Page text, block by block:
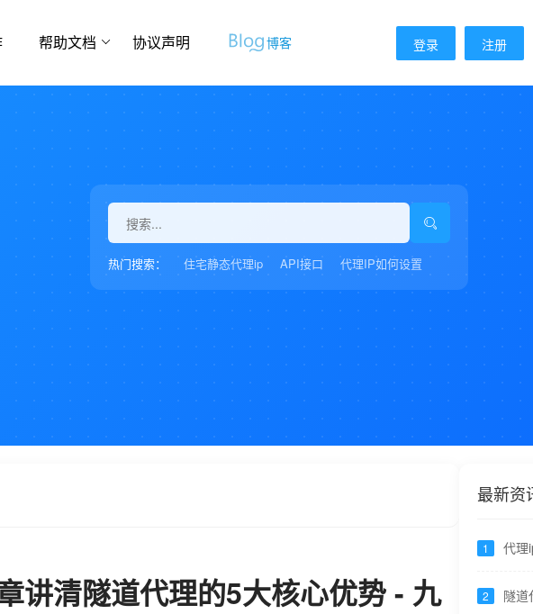
帮助文档 协议声明 博客 登录 注册
热门搜索： 住宅静态代理ip API接口 代理IP如何设置
讲清隧道代理的5大核心优势 - 九
最新资
1
代理
泄露
2
隧道